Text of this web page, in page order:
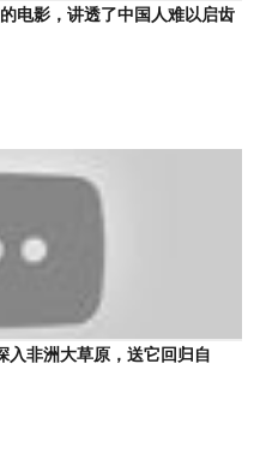
电影，讲透了中国人难以启齿
入非洲大草原，送它回归自